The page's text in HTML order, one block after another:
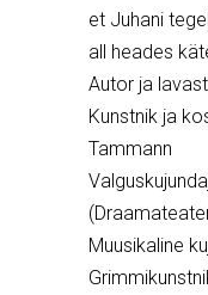
et Juhani
all heades
Autor ja
Kunstnik ja
Tammann
Muusikaline